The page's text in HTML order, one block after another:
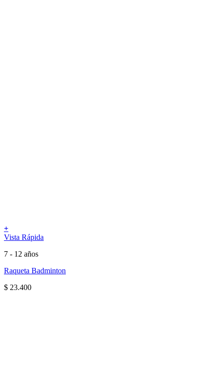
+
Vista Rápida
7 - 12 años
Raqueta Badminton
$ 23.400